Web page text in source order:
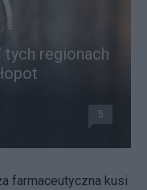
tych regionach
5
farmaceutyczna kusi